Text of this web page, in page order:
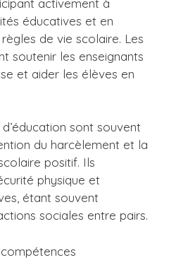
éducatives et en
de vie scolaire. Les
soutenir les enseignants
et aider les élèves en
sont souvent
du harcèlement et la
positif. Ils
physique et
étant souvent
sociales entre pairs.